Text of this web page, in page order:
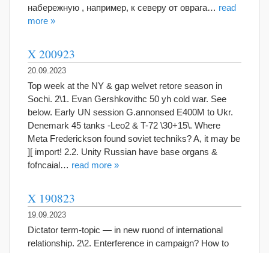
набережную , например, к северу от оврага… read
more »
X 200923
20.09.2023
Top week at the NY & gap welvet retore season in
Sochi. 2\1. Evan Gershkovithc 50 yh cold war. See
below. Early UN session G.annonsed E400M to Ukr.
Denemark 45 tanks -Leo2 & T-72 \30+15\. Where
Meta Frederickson found soviet techniks? A, it may be
][ import! 2.2. Unity Russian have base organs &
fofncaial… read more »
X 190823
19.09.2023
Dictator term-topic — in new ruond of international
relationship. 2\2. Enterference in campaign? How to